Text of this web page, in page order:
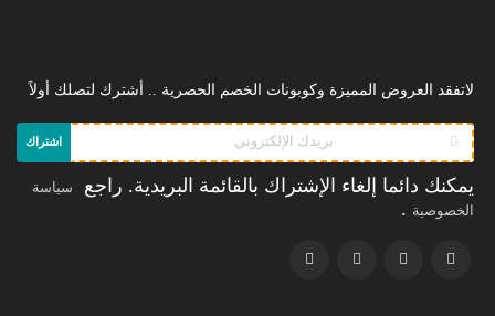
لاتفقد العروض المميزة وكوبونات الخصم الحصرية .. أشترك لتصلك أولاً
اشتراك
يمكنك دائما إلغاء الإشتراك بالقائمة البريدية. راجع
سياسة
الخصوصية .